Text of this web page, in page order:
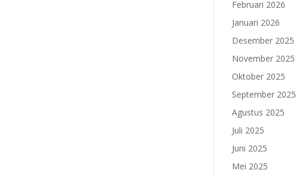
Februari 2026
Januari 2026
Desember 2025
November 2025
Oktober 2025
September 2025
Agustus 2025
Juli 2025
Juni 2025
Mei 2025